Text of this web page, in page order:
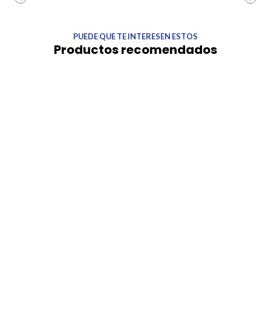
PUEDE QUE TE INTERESEN ESTOS
Productos recomendados